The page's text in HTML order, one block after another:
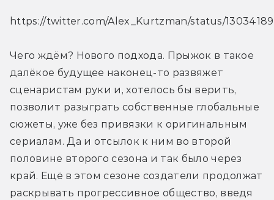
https://twitter.com/Alex_Kurtzman/status/
Чего ждём? Нового подхода. Прыжок в такое
далёкое будущее наконец-то развяжет
сценаристам руки и, хотелось бы верить,
позволит разыграть собственные глобальные
сюжеты, уже без привязки к оригинальным
сериалам. Да и отсылок к ним во второй
половине второго сезона и так было через
край. Ещё в этом сезоне создатели продолжат
раскрывать прогрессивное общество, введя